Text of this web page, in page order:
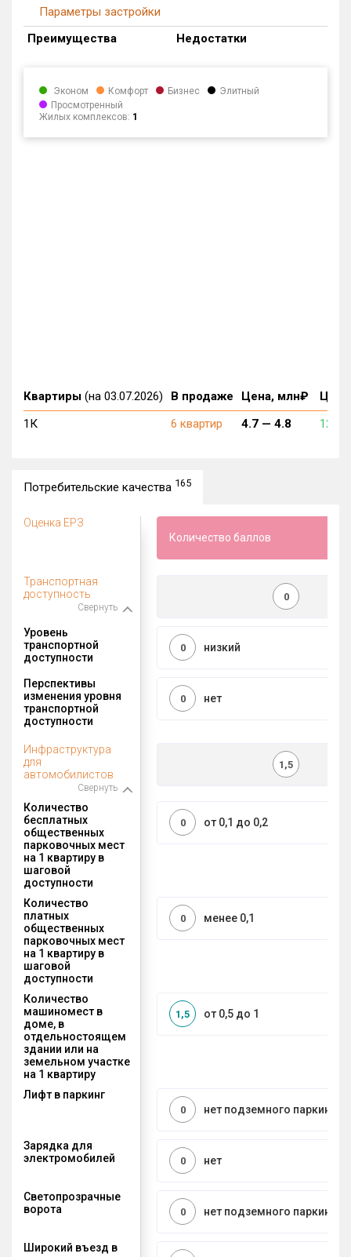
Параметры застройки
Преимущества
Недостатки
Эконом Комфорт Бизнес
Элитный
Просмотренный
Жилых комплексов: 1
Квартиры (на 03.07.2026) В продаже Цена, млн₽
1К
6 квартир 4.7 — 4.8 120
Потребительские качества 165
Оценка ЕРЗ
Количество баллов
Транспортная
доступность
Свернуть
0
Уровень
транспортной
доступности
низкий
0
Перспективы
изменения уровня
транспортной
доступности
нет
0
Инфраструктура
для
автомобилистов
Свернуть
1,5
Количество
бесплатных
общественных
парковочных мест
на 1 квартиру в
шаговой
доступности
от 0,1 до 0,2
0
Количество
платных
общественных
парковочных мест
на 1 квартиру в
шаговой
доступности
менее 0,1
0
Количество
машиномест в
доме, в
отдельностоящем
здании или на
земельном участке
на 1 квартиру
от 0,5 до 1
1,5
Лифт в паркинг
нет подземного паркинга
0
Зарядка для
электромобилей
нет
0
Светопрозрачные
ворота
нет подземного паркинга
0
Широкий въезд в